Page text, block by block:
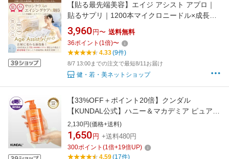
【貼る最先端美容】エイジ アシスト アプロ｜
貼るサプリ｜1200本マイクロニードル×成長因
子×ヒト幹細胞×ヒアルロン酸×エクソソーム｜
経皮吸収｜極細ヒアルロン酸針｜若返り 美肌
骨を強く 目覚めが良い 化粧のノリが良い
3,960 円〜 送料無料
36ポイント (1倍)〜
4.33(9件)
8/7 13:00までの注文で最短8/11お届け
健・若・美ネットショップ
【33%OFF＋ポイント20倍】クンダル
【KUNDAL公式】ハニー＆マカデミア ピュア
モイスチャー ボディソープ 500ml クンダル
2,130円(価格+送料)
1,650 円 +送料480円
300ポイント (1倍+19倍UP)
4.59(17件)